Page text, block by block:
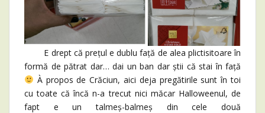
E drept că prețul e dublu față de alea plictisitoare în
formă de pătrat dar… dai un ban dar știi că stai în față
À propos de Crăciun, aici deja pregătirile sunt în toi
cu toate că încă n-a trecut nici măcar Halloweenul, de
fapt e un talmeș-balmeș din cele două